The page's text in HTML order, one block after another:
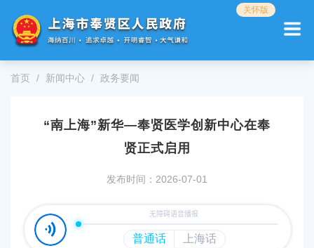
关怀版
首页 新闻中心 政务要闻
“南上海”新华—奉贤医学创新中心在奉
贤正式启用
发布时间：2026-07-01